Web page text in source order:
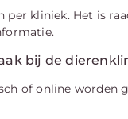
per kliniek. Het is
bij de
of online worden